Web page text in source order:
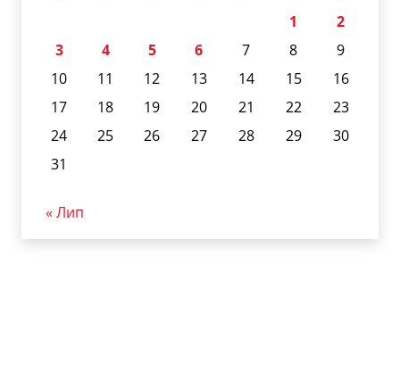
1
2
3
4 5 6 7 8
9
10
11 12 13 14 15
16
17
18 19 20 21 22
23
24
25 26 27 28 29
30
31
« Лип